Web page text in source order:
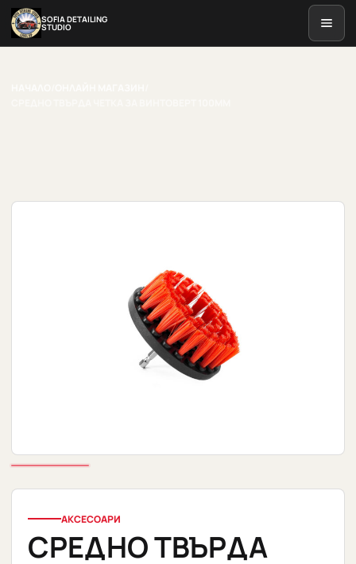
SOFIA DETAILING
STUDIO
АКСЕСОАРИ
СРЕДНО ТВЪРДА